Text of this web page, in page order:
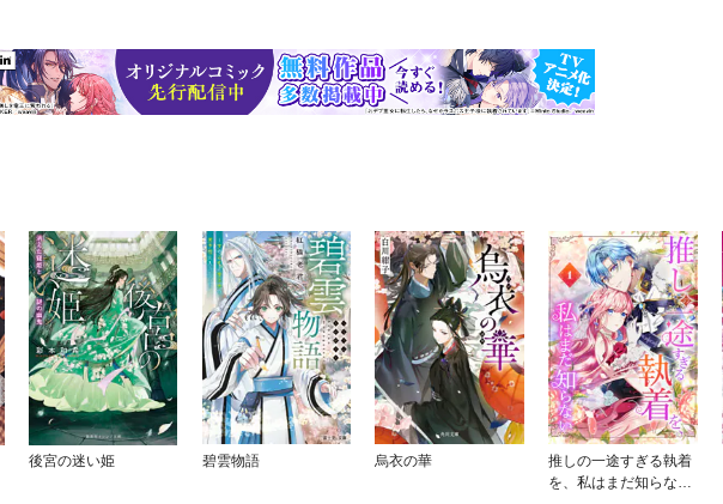
後宮の迷い姫 碧雲物語 烏衣の華
推しの一途すぎる執着
を、私はまだ知らない